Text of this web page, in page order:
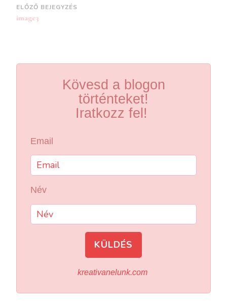
Bejegyzések
navigációja
ELŐZŐ BEJEGYZÉS
image3
Kövesd a blogon
történteket!
Iratkozz fel!
Email
Név
KÜLDÉS
kreativanelunk.com